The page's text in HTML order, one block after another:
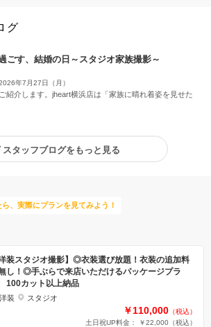
グ
ごす、結婚の日～スタジオ家族撮影～
年7月27日（月）
紹介します。jheart横浜店は「家族に晴れ着姿を見せた
スタッフブログをもっと見る
、実際にプランを見てみよう！
洋装スタジオ撮影】◎衣装選び放題！衣装の追加料
し！◎手ぶらで来店いただけるパッケージプラ
100カット以上納品
洋装 スタジオ
￥110,000 （税込）
土日祝UP料金： ￥22,000 （税込）